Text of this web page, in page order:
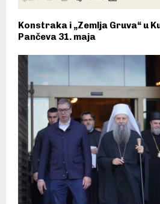
Konstraka i „Zemlja Gruva“ u
Pančeva 31. maja